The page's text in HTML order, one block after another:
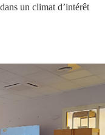
un climat d’intérêt